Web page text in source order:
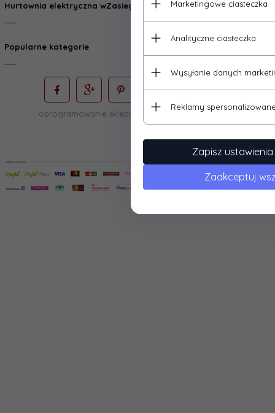
Hurtownia elektryczna wZasieguReki.pl
Popularne kategorie
oprogramowanie sklepu internetowego RedCart.pl
Marketingowe ciasteczka
Analityczne ciasteczka
Wysyłanie danych
Reklamy
Zapisz
Zaakceptuj